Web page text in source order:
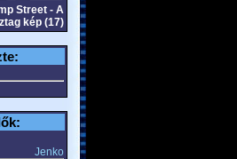
Street - A
kép (17)
Jenko